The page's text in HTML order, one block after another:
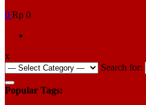
0 Rp 0
x
Search for:
Popular Tags: